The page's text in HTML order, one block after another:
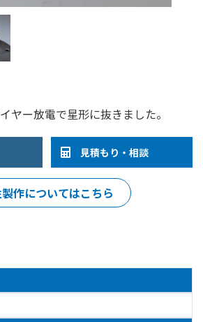
ヤー放電で星形に抜きました。
見積もり・相談
作についてはこちら